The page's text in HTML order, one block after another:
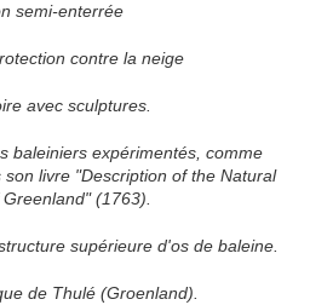
semi-enterrée
contre la neige
avec sculptures.
baleiniers expérimentés, comme
livre "Description of the Natural
(1763).
supérieure d'os de baleine.
de Thulé (Groenland).